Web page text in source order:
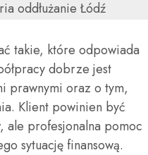
oddłużanie Łódź
takie, które odpowiada
dobrze jest
prawnymi oraz o tym,
Klient powinien być
ale profesjonalna pomoc
sytuację finansową.